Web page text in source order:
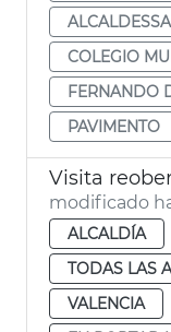
ALCALDESSA
COLEGIO
FERNANDO
PAVIMENTO
Visita
modificado
ALCALDÍA
TODAS LAS
VALENCIA